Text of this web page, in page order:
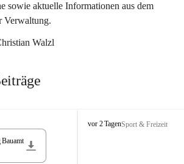
sowie aktuelle Informationen aus dem
Verwaltung.
Walzl
Bauamt
S
vor 2 TagenSport & Freizeit